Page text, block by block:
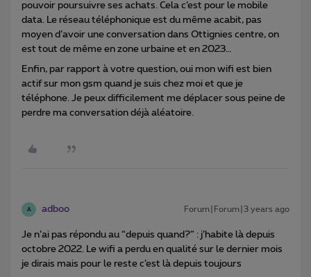
pouvoir poursuivre ses achats. Cela c’est pour le mobile
data. Le réseau téléphonique est du même acabit, pas
moyen d’avoir une conversation dans Ottignies centre, on
est tout de même en zone urbaine et en 2023…
Enfin, par rapport à votre question, oui mon wifi est bien
actif sur mon gsm quand je suis chez moi et que je
téléphone. Je peux difficilement me déplacer sous peine de
perdre ma conversation déjà aléatoire.
A adboo Forum|Forum|3 years ago
Je n’ai pas répondu au “depuis quand?” : j’habite là depuis
octobre 2022. Le wifi a perdu en qualité sur le dernier mois
je dirais mais pour le reste c’est là depuis toujours